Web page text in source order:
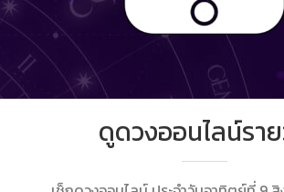
ดูดวงออนไลน์รา